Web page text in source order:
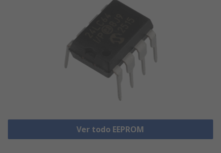
Ver todo EEPROM